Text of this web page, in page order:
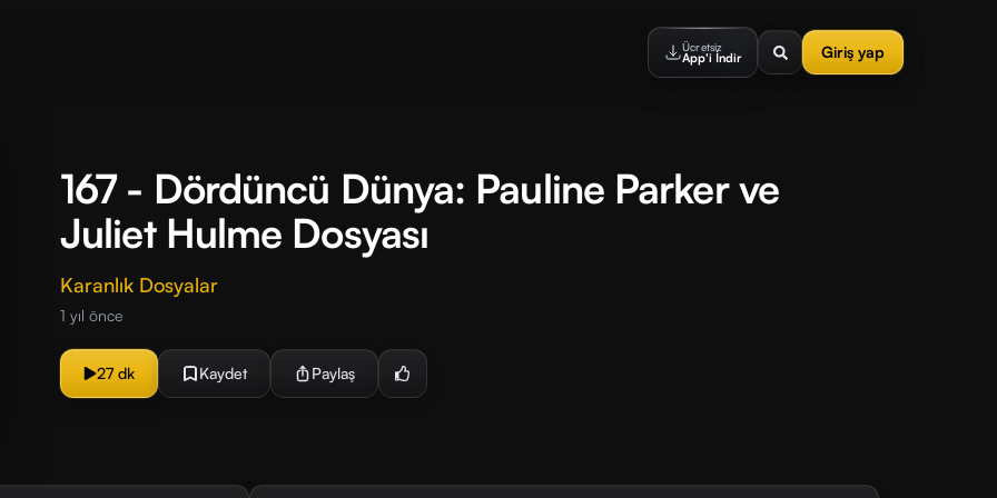
Ücretsiz
App'i İndir Giriş yap
167 - Dördüncü Dünya: Pauline Parker ve
Juliet Hulme Dosyası
Karanlık Dosyalar
1 yıl önce
27 dk Kaydet Paylaş